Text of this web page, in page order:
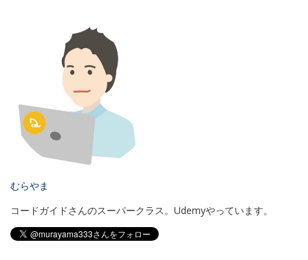
むらやま
コードガイドさんのスーパークラス。Udemyやっています。